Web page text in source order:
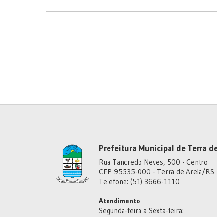
Prefeitura Municipal de Terra
Rua Tancredo Neves, 500 - Centro
CEP 95535-000 - Terra de Areia/RS
Telefone: (51) 3666-1110
Atendimento
Segunda-feira a Sexta-feira: